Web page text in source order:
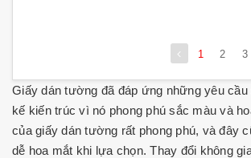
1 2 3
Giấy dán tường đã đáp ứng những yêu cầu
kế kiến trúc vì nó phong phú sắc màu và
của giấy dán tường rất phong phú, và đây
dễ hoa mắt khi lựa chọn. Thay đổi không